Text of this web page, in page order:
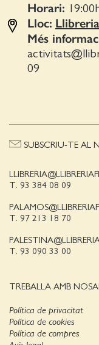
Horari: 19:00
Lloc:
Més
09
T. 93 384 08 09
T. 97 213 18 70
T. 93 090 33 00
TREBALLA AMB
SUBSCRIU-TE AL
Política de privacitat
Política de cookies
Política de compres